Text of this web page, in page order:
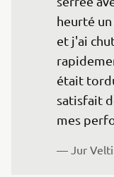
heurté
et j'ai
était
satisfait
mes
— Jur